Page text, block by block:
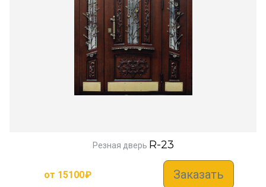
Резная дверь R-23
от 15100₽ Заказать